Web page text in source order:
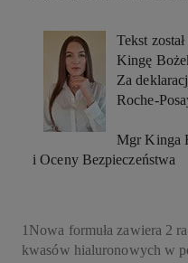
Tekst
Kingę
Za
Roche-
Mgr Kinga
i Oceny Bezpieczeństwa
1 Nowa formuła zawiera 2
kwasów hialuronowych w